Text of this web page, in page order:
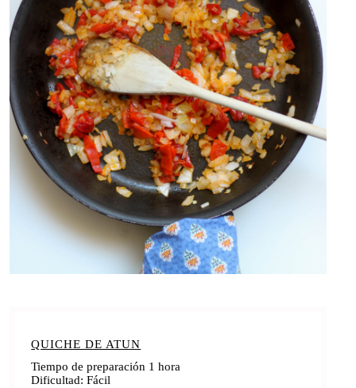
QUICHE DE ATUN
Tiempo de preparación 1 hora
Dificultad: Fácil